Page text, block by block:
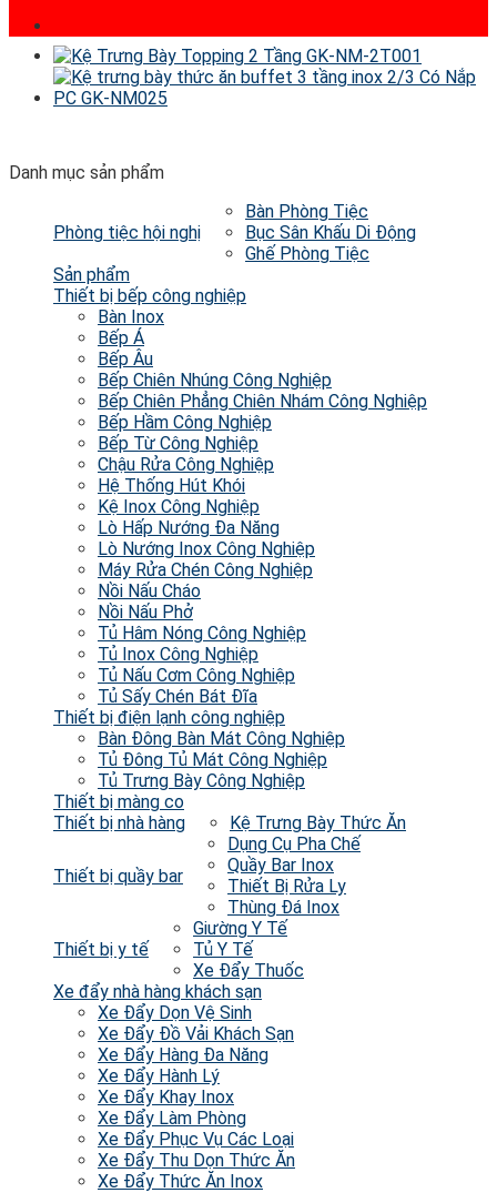
Danh mục sản phẩm
Phòng tiệc hội nghị
Bàn Phòng Tiệc
Bục Sân Khấu Di Động
Ghế Phòng Tiệc
Sản phẩm
Thiết bị bếp công nghiệp
Bàn Inox
Bếp Á
Bếp Âu
Bếp Chiên Nhúng Công Nghiệp
Bếp Chiên Phẳng Chiên Nhám Công Nghiệp
Bếp Hầm Công Nghiệp
Bếp Từ Công Nghiệp
Chậu Rửa Công Nghiệp
Hệ Thống Hút Khói
Kệ Inox Công Nghiệp
Lò Hấp Nướng Đa Năng
Lò Nướng Inox Công Nghiệp
Máy Rửa Chén Công Nghiệp
Nồi Nấu Cháo
Nồi Nấu Phở
Tủ Hâm Nóng Công Nghiệp
Tủ Inox Công Nghiệp
Tủ Nấu Cơm Công Nghiệp
Tủ Sấy Chén Bát Đĩa
Thiết bị điện lạnh công nghiệp
Bàn Đông Bàn Mát Công Nghiệp
Tủ Đông Tủ Mát Công Nghiệp
Tủ Trưng Bày Công Nghiệp
Thiết bị màng co
Thiết bị nhà hàng
Kệ Trưng Bày Thức Ăn
Thiết bị quầy bar
Dụng Cụ Pha Chế
Quầy Bar Inox
Thiết Bị Rửa Ly
Thùng Đá Inox
Thiết bị y tế
Giường Y Tế
Tủ Y Tế
Xe Đẩy Thuốc
Xe đẩy nhà hàng khách sạn
Xe Đẩy Dọn Vệ Sinh
Xe Đẩy Đồ Vải Khách Sạn
Xe Đẩy Hàng Đa Năng
Xe Đẩy Hành Lý
Xe Đẩy Khay Inox
Xe Đẩy Làm Phòng
Xe Đẩy Phục Vụ Các Loại
Xe Đẩy Thu Dọn Thức Ăn
Xe Đẩy Thức Ăn Inox